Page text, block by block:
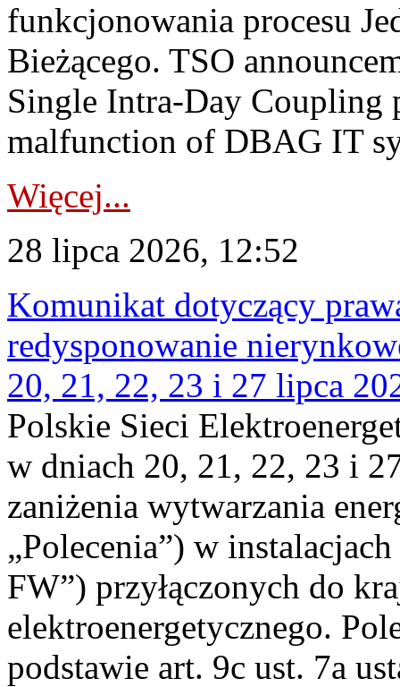
funkcjonowania procesu
Bieżącego. TSO
Single Intra-Day Coupling
malfunction of DBAG IT
Więcej...
28 lipca 2026, 12:52
Komunikat dotyczący
redysponowanie
20, 21, 22, 23 i 27 lipca
Polskie Sieci
w dniach 20, 21, 22, 23 i
zaniżenia wytwarzania
„Polecenia”) w
FW”) przyłączonych do
elektroenergetycznego.
podstawie art. 9c ust. 7a